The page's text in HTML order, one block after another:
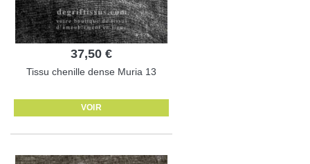
37,50 €
Tissu chenille dense Muria 13
VOIR